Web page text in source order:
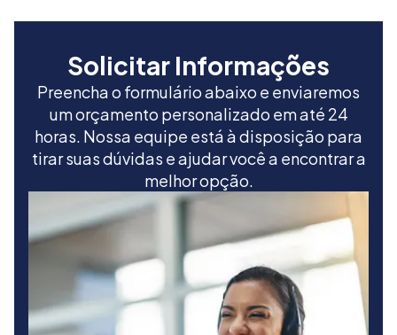
Solicitar Informações
Preencha o formulário abaixo e enviaremos
um orçamento personalizado em até 24
horas. Nossa equipe está à disposição para
tirar suas dúvidas e ajudar você a encontrar a
melhor opção.